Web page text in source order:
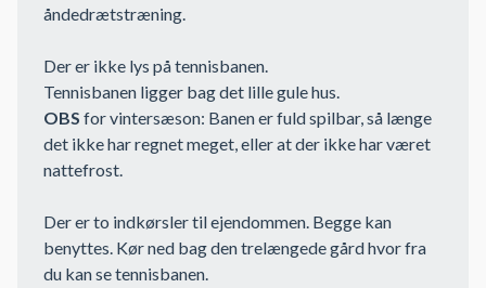
åndedrætstræning.
Der er ikke lys på tennisbanen.
Tennisbanen ligger bag det lille gule hus.
OBS for vintersæson: Banen er fuld spilbar, så længe
det ikke har regnet meget, eller at der ikke har været
nattefrost.
Der er to indkørsler til ejendommen. Begge kan
benyttes. Kør ned bag den trelængede gård hvor fra
du kan se tennisbanen.